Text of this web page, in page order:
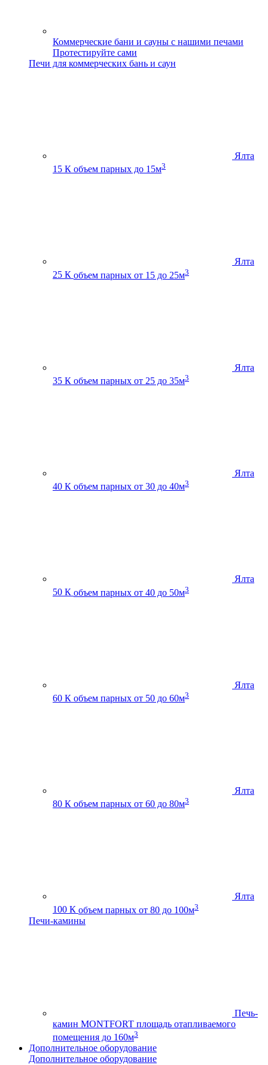
Коммерческие бани и сауны с нашими печами
Протестируйте сами
Печи для коммерческих бань и саун
Ялта
15 К объем парных до 15м3
Ялта
25 К объем парных от 15 до 25м3
Ялта
35 К объем парных от 25 до 35м3
Ялта
40 К объем парных от 30 до 40м3
Ялта
50 К объем парных от 40 до 50м3
Ялта
60 К объем парных от 50 до 60м3
Ялта
80 К объем парных от 60 до 80м3
Ялта
100 К объем парных от 80 до 100м3
Печи-камины
Печь-
камин MONTFORT площадь отапливаемого
помещения до 160м3
Дополнительное оборудование
Дополнительное оборудование